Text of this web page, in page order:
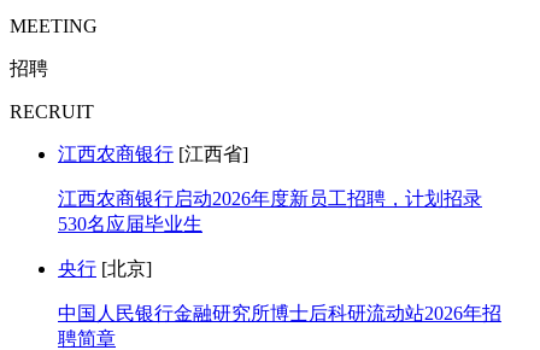
MEETING
招聘
RECRUIT
江西农商银行 [江西省]
江西农商银行启动2026年度新员工招聘，计划招录
530名应届毕业生
央行 [北京]
中国人民银行金融研究所博士后科研流动站2026年招
聘简章